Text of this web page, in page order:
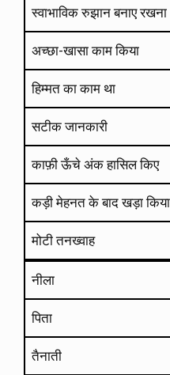
स्वाभाविक रुझान बनाए रखना
अच्छा-खासा काम किया
हिम्मत का काम था
सटीक जानकारी
काफ़ी ऊँचे अंक हासिल किए
कड़ी मेहनत के बाद खड़ा
मोटी तनख्वाह
नीला
पिता
तैनाती